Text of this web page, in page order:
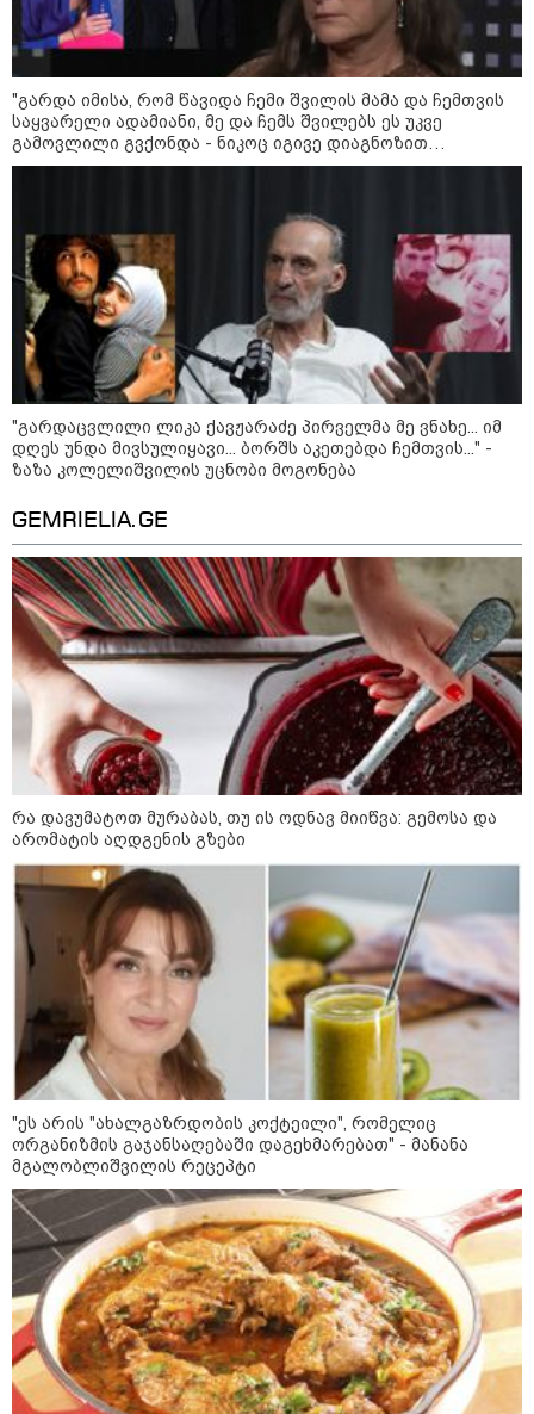
დაუშვებლად ცნობას მოითხოვს
სამართალი
10:54 / 10-08-2026
ქურდობა თვითმფრინავის ბორტზე:
პოლიციამ ჩინეთის 2 მოქალაქე დააკავა -
რა ინფორმაციას ავრცელებს შსს
11:44 / 10-08-2026
შსს 2014 წელს გაუჩინარებული
გურამ დადიანიძის საქმის
გამოძიების შესახებ
განცხადებას ავრცელებს
ყვარელში თვითნებურად
მოწყობილ ავტორბოლაზე
არასრულწლოვნის დაღუპვის
საქმეზე პროკურატურა
განცხადებას ავრცელებს
14:46 / 09-08-2026
"ნატა ვიბლიანის საქმეზე
საზოგადოება უახლოეს
დღეებში გაიგებს სიახლეს,
დაიდება პირველი
მნიშვნელოვანი შედეგი და
ოფიციალურად ცნობენ
დაზარალებულად" - ტარიელ
კაკაბაძე
11:42 / 09-08-2026
"ამოღებულია სხვადასხვა
მოდელის ცეცხლსასროლი
იარაღი, საბრძოლო მასალა,
მათ შორი: 2 ავტომატი, 3
პისტოლეტი, 6 მჭიდი, მაყუჩი და
41 ვაზნა" - დაკავებულია 5 პირი
კატეგორიის ყველა სიახლე
"გარდა იმისა, რომ წავიდა ჩემი შვილის მამა და ჩემთვის
საყვარელი ადამიანი, მე და ჩემს შვილებს ეს უკვე
გამოვლილი გვქონდა - ნიკოც იგივე დიაგნოზით
გარდაიცვალა..." - ეკა ნიჟარაძის ემოციური მოგონება
"გარდაცვლილი ლიკა ქავჟარაძე პირველმა მე ვნახე... იმ
დღეს უნდა მივსულიყავი... ბორშს აკეთებდა ჩემთვის..." -
ზაზა კოლელიშვილის უცნობი მოგონება
GEMRIELIA.GE
რა დავუმატოთ მურაბას, თუ ის ოდნავ მიიწვა: გემოსა და
არომატის აღდგენის გზები
"ეს არის "ახალგაზრდობის კოქტეილი", რომელიც
ორგანიზმის გაჯანსაღებაში დაგეხმარებათ" - მანანა
მგალობლიშვილის რეცეპტი